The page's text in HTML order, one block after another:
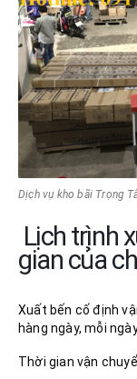
Dịch vụ kho bãi Trọng
Lịch trình
gian của
Xuất bến cố định
hàng ngày, mỗi
Thời gian vận